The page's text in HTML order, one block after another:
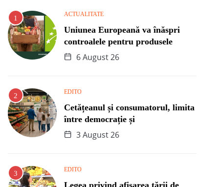
ACTUALITATE
Uniunea Europeană va înăspri
controalele pentru produsele
6 August 26
EDITO
Cetățeanul și consumatorul, limita
între democrație și
3 August 26
EDITO
Legea privind afișarea țării de